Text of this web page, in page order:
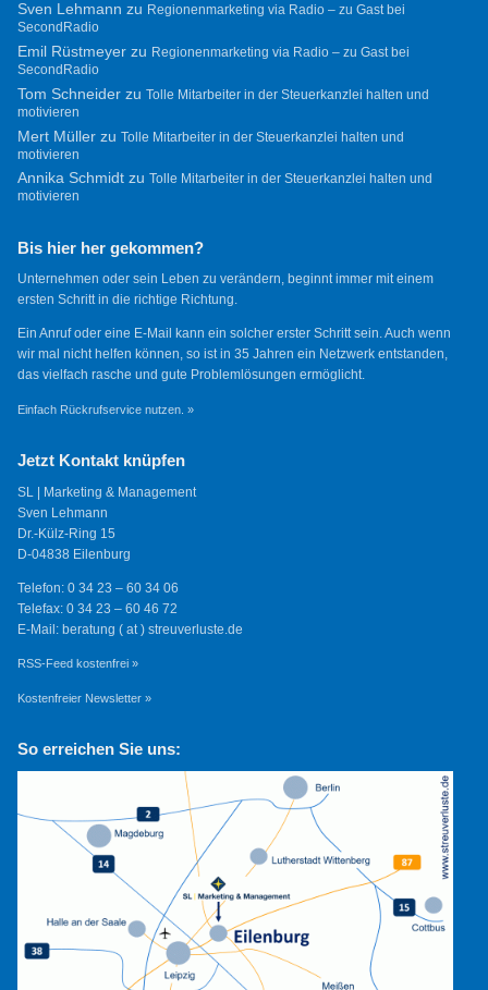
Sven Lehmann zu Regionenmarketing via Radio – zu Gast bei
SecondRadio
Emil Rüstmeyerzu Regionenmarketing via Radio – zu Gast bei
SecondRadio
Tom Schneiderzu Tolle Mitarbeiter in der Steuerkanzlei halten und
motivieren
Mert Müllerzu Tolle Mitarbeiter in der Steuerkanzlei halten und
motivieren
Annika Schmidtzu Tolle Mitarbeiter in der Steuerkanzlei halten und
motivieren
Bis hier her gekommen?
Unternehmen oder sein Leben zu verändern, beginnt immer mit einem
ersten Schritt in die richtige Richtung.
Ein Anruf oder eine E-Mail kann ein solcher erster Schritt sein. Auch wenn
wir mal nicht helfen können, so ist in 35 Jahren ein Netzwerk entstanden,
das vielfach rasche und gute Problemlösungen ermöglicht.
Einfach Rückrufservice nutzen. »
Jetzt Kontakt knüpfen
SL | Marketing & Management
Sven Lehmann
Dr.-Külz-Ring 15
D-04838 Eilenburg
Telefon: 0 34 23 – 60 34 06
Telefax: 0 34 23 – 60 46 72
E-Mail: beratung ( at ) streuverluste.de
RSS-Feed kostenfrei »
Kostenfreier Newsletter »
So erreichen Sie uns: